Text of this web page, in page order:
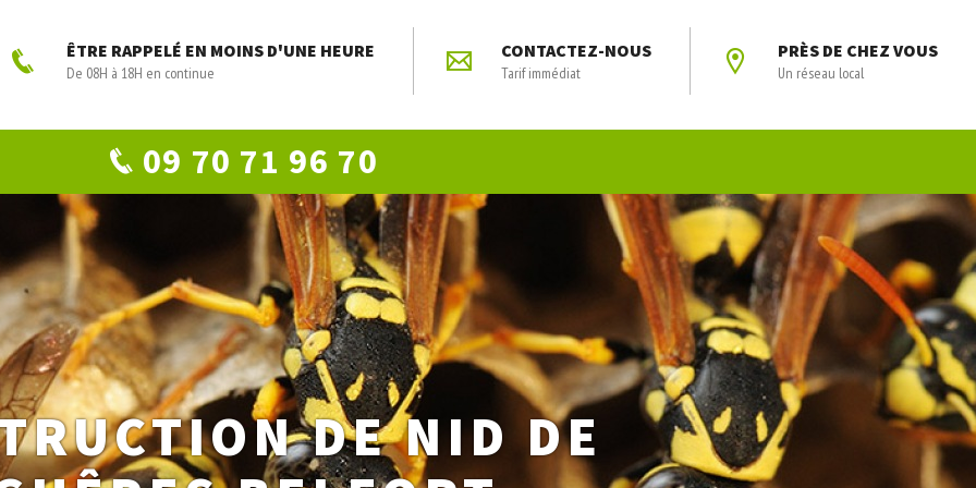
ÊTRE RAPPELÉ EN MOINS D'UNE HEURE
De 08H à 18H en continue
CONTACTEZ-NOUS
Tarif immédiat
PRÈS DE CHEZ VOUS
Un réseau local
09 70 71 96 70
DE NID DE